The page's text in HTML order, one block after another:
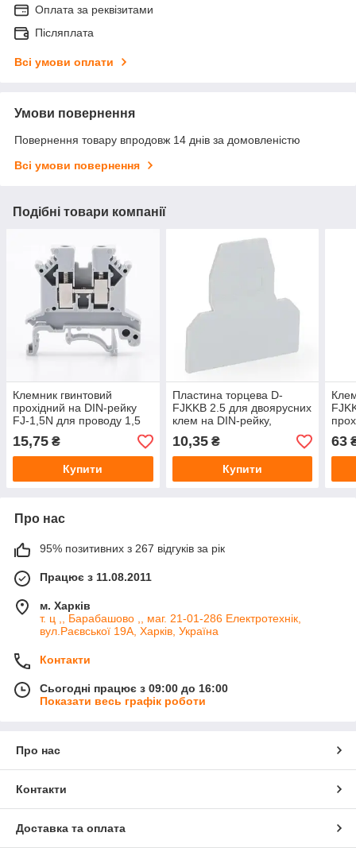
Оплата за реквізитами
Післяплата
Всі умови оплати
Умови повернення
Повернення товару впродовж 14 днів за домовленістю
Всі умови повернення
Подібні товари компанії
Клемник гвинтовий
прохідний на DIN-рейку
FJ-1,5N для проводу 1,5
монтажна
15,75 ₴
Купити
Пластина торцева D-
FJKKB 2.5 для двоярусних
клем на DIN-рейку,
кінцева перегородка для
клемних колодок
10,35₴
Купити
63
Про нас
95% позитивних з 267 відгуків за рік
Працює з 11.08.2011
м. Харків
т. ц ,, Барабашово ,, маг. 21-01-286 Електротехнік,
вул.Раєвської 19А, Харків, Україна
Контакти
Сьогодні працює з 09:00 до 16:00
Показати весь графік роботи
Про нас
Контакти
Доставка та оплата